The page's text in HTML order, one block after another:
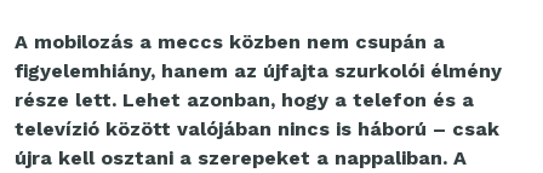
A mobilozás a meccs közben nem csupán a
figyelemhiány, hanem az újfajta szurkolói élmény
része lett. Lehet azonban, hogy a telefon és a
televízió között valójában nincs is háború – csak
újra kell osztani a szerepeket a nappaliban. A